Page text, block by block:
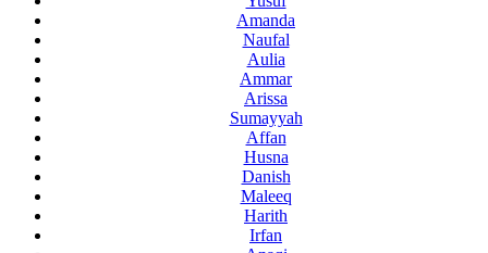
Amanda
Naufal
Aulia
Ammar
Arissa
Sumayyah
Affan
Husna
Danish
Maleeq
Harith
Irfan